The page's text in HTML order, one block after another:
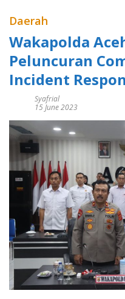
Daerah
Wakapolda
Peluncuran
Incident
Syafrial
15 June 2023